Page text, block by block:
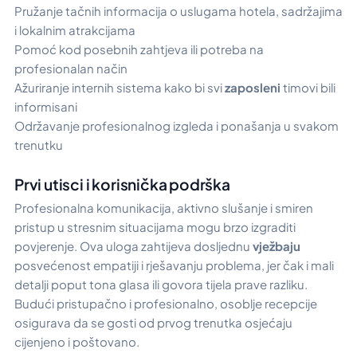
Pružanje tačnih informacija o uslugama hotela, sadržajima
i lokalnim atrakcijama
Pomoć kod posebnih zahtjeva ili potreba na
profesionalan način
Ažuriranje internih sistema kako bi svizaposleni timovi bili
informisani
Održavanje profesionalnog izgleda i ponašanja u svakom
trenutku
Prvi utisci i korisnička podrška
Profesionalna komunikacija, aktivno slušanje i smiren
pristup u stresnim situacijama mogu brzo izgraditi
povjerenje. Ova uloga zahtijeva dosljednu vježbaju
posvećenost empatiji i rješavanju problema, jer čak i mali
detalji poput tona glasa ili govora tijela prave razliku.
Budući pristupačno i profesionalno, osoblje recepcije
osigurava da se gosti od prvog trenutka osjećaju
cijenjeno i poštovano.